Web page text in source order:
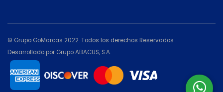
© Grupo GoMarcas 2022. Todos los derechos Reservados
Desarrollado por Grupo ABACUS, S.A.